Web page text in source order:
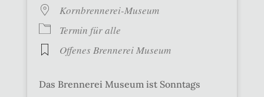
Kornbrennerei-Museum
Termin für alle
Offenes Brennerei Museum
Das Brennerei Museum ist Sonntags